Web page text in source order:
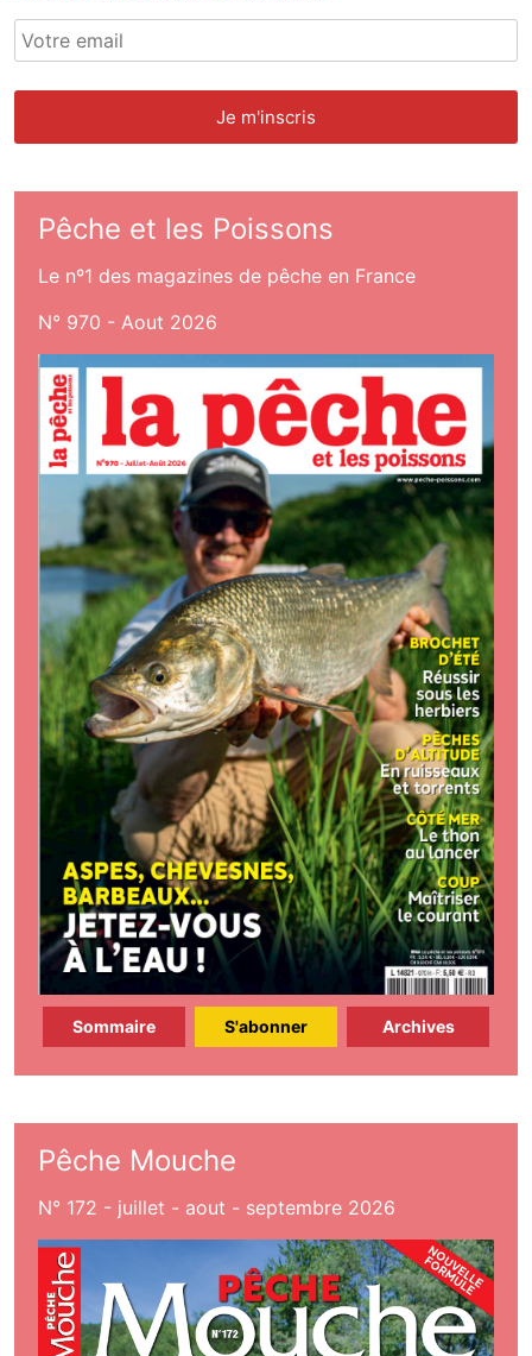
Pêche et les Poissons
Le nº1 des magazines de pêche en France
N° 970 - Aout 2026
Sommaire S'abonner Archives
Pêche Mouche
N° 172 - juillet - aout - septembre 2026